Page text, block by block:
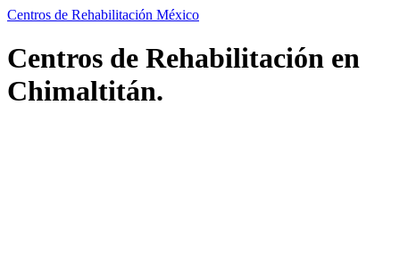
Centros de Rehabilitación México
Centros de Rehabilitación en
Chimaltitán.